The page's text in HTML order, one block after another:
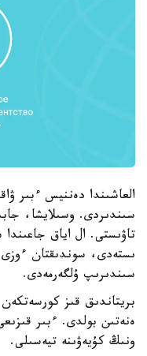
العاشىندا دەننيس ءبىر
سىندىردى. وسىلايشا،
تاۋىستى. ال اياق
ىستەدى، سوندىقتان
سىندىرىپ ۇلگەرمەدى.
بريتاندىق قىز كورسەتكەن
ەنەتىن بولدى. ءبىر
ونىڭ كۇيەۋىنە تيەسىلى.